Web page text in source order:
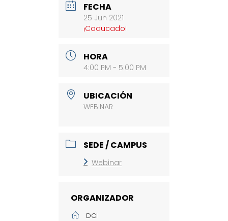
FECHA
25 Jun 2021
¡Caducado!
HORA
4:00 PM - 5:00 PM
UBICACIÓN
WEBINAR
SEDE / CAMPUS
Webinar
ORGANIZADOR
DCI